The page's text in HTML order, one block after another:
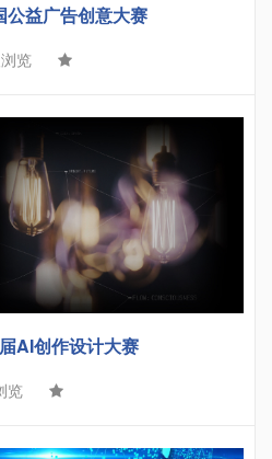
益广告创意大赛
览
AI创作设计大赛
览